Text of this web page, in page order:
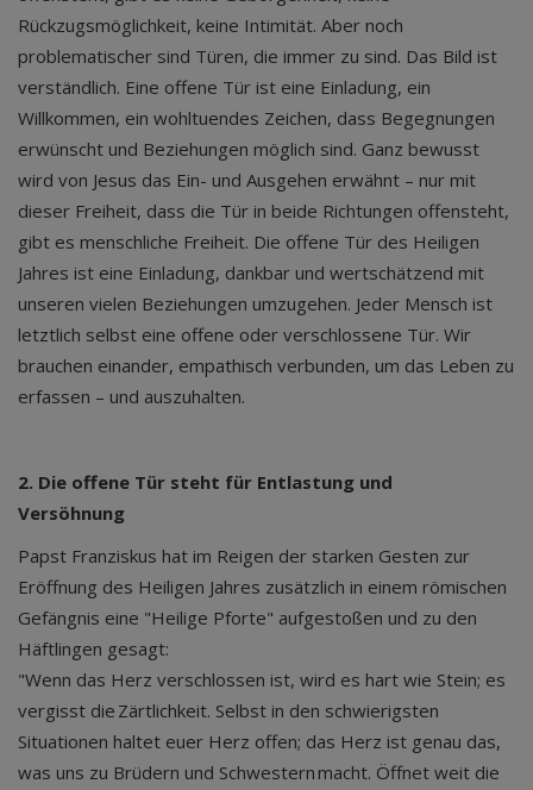
Rückzugsmöglichkeit, keine Intimität. Aber noch
problematischer sind Türen, die immer zu sind. Das Bild ist
verständlich. Eine offene Tür ist eine Einladung, ein
Willkommen, ein wohltuendes Zeichen, dass Begegnungen
erwünscht und Beziehungen möglich sind. Ganz bewusst
wird von Jesus das Ein- und Ausgehen erwähnt – nur mit
dieser Freiheit, dass die Tür in beide Richtungen offensteht,
gibt es menschliche Freiheit. Die offene Tür des Heiligen
Jahres ist eine Einladung, dankbar und wertschätzend mit
unseren vielen Beziehungen umzugehen. Jeder Mensch ist
letztlich selbst eine offene oder verschlossene Tür. Wir
brauchen einander, empathisch verbunden, um das Leben zu
erfassen – und auszuhalten.
2. Die offene Tür steht für Entlastung und
Versöhnung
Papst Franziskus hat im Reigen der starken Gesten zur
Eröffnung des Heiligen Jahres zusätzlich in einem römischen
Gefängnis eine "Heilige Pforte" aufgestoßen und zu den
Häftlingen gesagt:
"Wenn das Herz verschlossen ist, wird es hart wie Stein; es
vergisst die Zärtlichkeit. Selbst in den schwierigsten
Situationen haltet euer Herz offen; das Herz ist genau das,
was uns zu Brüdern und Schwestern macht. Öffnet weit die